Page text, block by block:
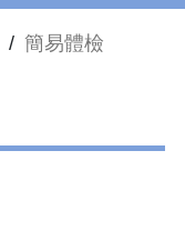
/ 簡易體檢